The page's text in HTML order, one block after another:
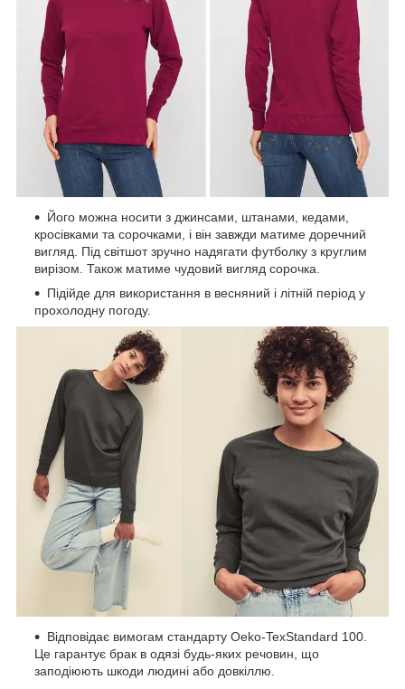
Його можна носити з джинсами, штанами, кедами,
кросівками та сорочками, і він завжди матиме доречний
вигляд. Під світшот зручно надягати футболку з круглим
вирізом. Також матиме чудовий вигляд сорочка.
Підійде для використання в весняний і літній період у
прохолодну погоду.
Відповідає вимогам стандарту Oeko-TexStandard 100.
Це гарантує брак в одязі будь-яких речовин, що
заподіюють шкоди людині або довкіллю.